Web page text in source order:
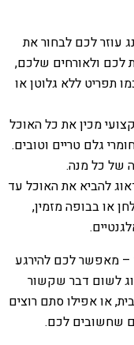
עוזר לכם לבחור את
לכם ולאורחים שלכם,
תפריט ללא גלוטן או
מכין את כל האוכל
גלם טריים וטובים.
של כל מנה.
להביא את האוכל עד
או בבופה מזמין,
– מאפשר לכם להירגע
לשום דבר שקשור
או אפילו סתם רוצים
שחשובים לכם.